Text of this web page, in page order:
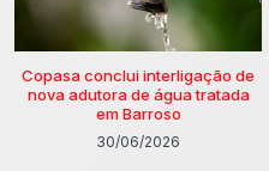
Copasa conclui interligação de
nova adutora de água tratada
em Barroso
30/06/2026